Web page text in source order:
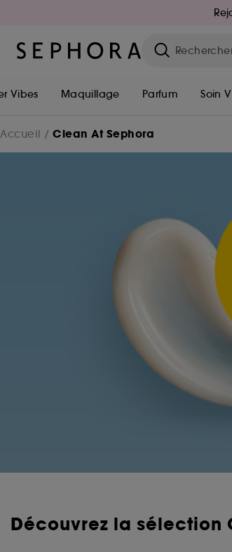
Vibes Maquillage Parfum Soin
Accueil Clean At Sephora
Découvrez la sélection